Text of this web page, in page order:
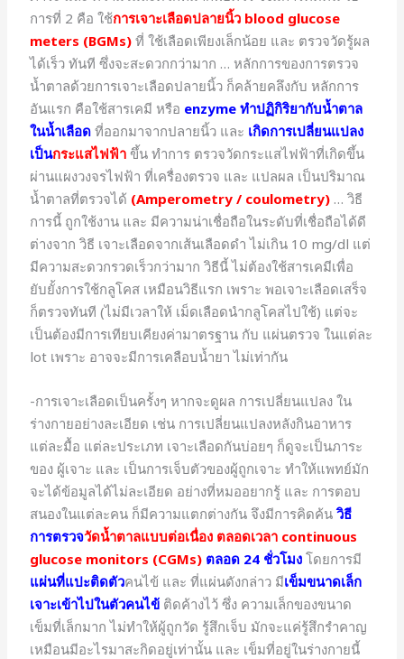
การที่ 2 คือ ใช้การเจาะเลือดปลายนิ้ว blood glucose
meters (BGMs) ที่ ใช้เลือดเพียงเล็กน้อย และ ตรวจวัดรู้ผล
ได้เร็ว ทันที ซึ่งจะสะดวกกว่ามาก … หลักการของการตรวจ
น้ำตาลด้วยการเจาะเลือดปลายนิ้ว ก็คล้ายคลึงกับ หลักการ
อันแรก คือใช้สารเคมี หรือ enzyme ทำปฏิกิริยากับน้ำตาล
ในน้ำเลือด ที่ออกมาจากปลายนิ้ว และ เกิดการเปลี่ยนแปลง
เป็นกระแสไฟฟ้า ขึ้น ทำการ ตรวจวัดกระแสไฟฟ้าที่เกิดขึ้น
ผ่านแผงวงจรไฟฟ้า ที่เครื่องตรวจ และ แปลผล เป็นปริมาณ
น้ำตาลที่ตรวจได้ (Amperometry / coulometry) … วิธี
การนี้ ถูกใช้งาน และ มีความน่าเชื่อถือในระดับที่เชื่อถือได้ดี
ต่างจาก วิธี เจาะเลือดจากเส้นเลือดดำ ไม่เกิน 10 mg/dl แต่
มีความสะดวกรวดเร็วกว่ามาก วิธีนี้ ไม่ต้องใช้สารเคมีเพื่อ
ยับยั้งการใช้กลูโคส เหมือนวิธีแรก เพราะ พอเจาะเลือดเสร็จ
ก็ตรวจทันที (ไม่มีเวลาให้ เม็ดเลือดนำกลูโคสไปใช้) แต่จะ
เป็นต้องมีการเทียบเคียงค่ามาตรฐาน กับ แผ่นตรวจ ในแต่ละ
lot เพราะ อาจจะมีการเคลือบน้ำยา ไม่เท่ากัน
-การเจาะเลือดเป็นครั้งๆ หากจะดูผล การเปลี่ยนแปลง ใน
ร่างกายอย่างละเอียด เช่น การเปลี่ยนแปลงหลังกินอาหาร
แต่ละมื้อ แต่ละประเภท เจาะเลือดกันบ่อยๆ ก็ดูจะเป็นภาระ
ของ ผู้เจาะ และ เป็นการเจ็บตัวของผู้ถูกเจาะ ทำให้แพทย์มัก
จะได้ข้อมูลได้ไม่ละเอียด อย่างที่หมออยากรู้ และ การตอบ
สนองในแต่ละคน ก็มีความแตกต่างกัน จึงมีการคิดค้นวิธี
การตรวจวัดน้ำตาลแบบต่อเนื่อง ตลอดเวลา continuous
glucose monitors (CGMs) ตลอด 24 ชั่วโมง โดยการมี
แผ่นที่แปะติดตัวคนไข้ และ ที่แผ่นดังกล่าว มีเข็มขนาดเล็ก
เจาะเข้าไปในตัวคนไข้ ติดค้างไว้ ซึ่ง ความเล็กของขนาด
เข็มที่เล็กมาก ไม่ทำให้ผู้ถูกวัด รู้สึกเจ็บ มักจะแค่รู้สึกรำคาญ
เหมือนมีอะไรมาสะกิดอยู่เท่านั้น และ เข็มที่อยู่ในร่างกายนี้